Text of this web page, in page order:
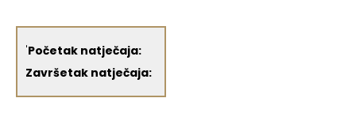
'Početak natječaja:
Završetak natječaja: